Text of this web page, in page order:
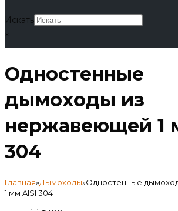
Искать
×
Одностенные
дымоходы из
нержавеющей 1
304
Главная»Дымоходы»Одностенные
1 мм AISI 304